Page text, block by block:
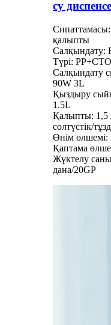
су
қалыпты
Салқындату:
Түрі:
Салқындату
90W 3L
Қыздыру
1.5L
Қалыпты: 1,5
солтүстік/
Өнім
Қаптама
Жүктелу
дана/20GP